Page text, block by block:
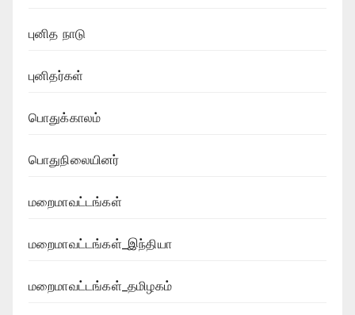
புனித நாடு
புனிதர்கள்
பொதுக்காலம்
பொதுநிலையினர்
மறைமாவட்டங்கள்
மறைமாவட்டங்கள்_இந்தியா
மறைமாவட்டங்கள்_தமிழகம்